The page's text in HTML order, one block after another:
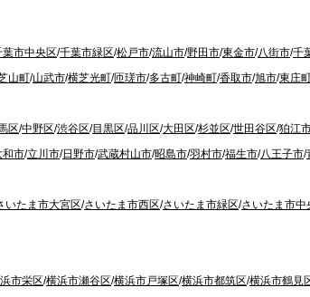
葉市中央区/千葉市緑区/松戸市/流山市/野田市/東金市/八街市/千
山町/山武市/横芝光町/匝瑳市/多古町/神崎町/香取市/旭市/東庄
区/中野区/渋谷区/目黒区/品川区/大田区/杉並区/世田谷区/狛江
和市/立川市/日野市/武蔵村山市/昭島市/羽村市/福生市/八王子市/
いたま市大宮区/さいたま市西区/さいたま市緑区/さいたま市中
市栄区/横浜市瀬谷区/横浜市戸塚区/横浜市都筑区/横浜市鶴見